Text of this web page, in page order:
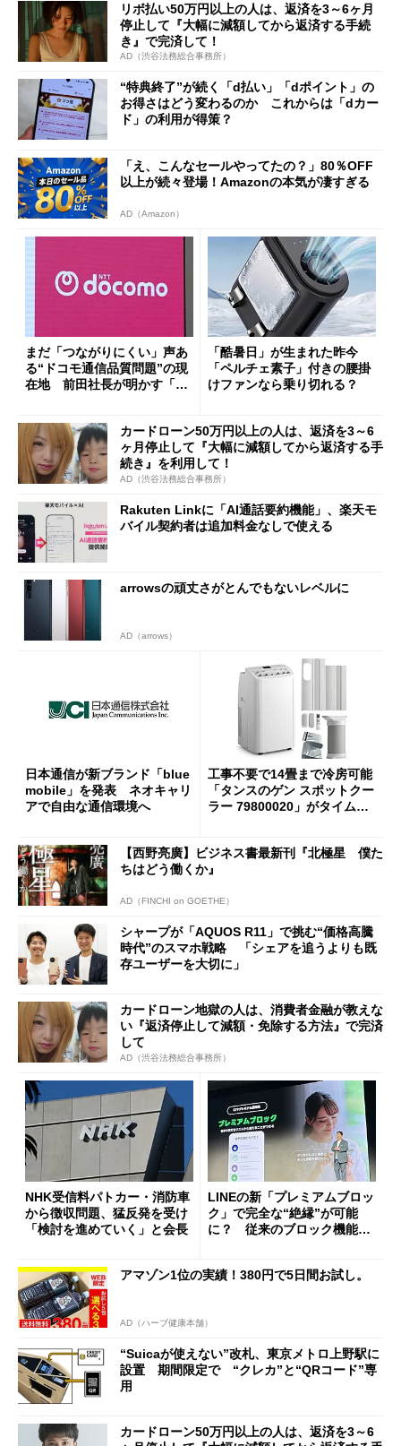
リボ払い50万円以上の人は、返済を3～6ヶ月
停止して『大幅に減額してから返済する手続
き』で完済して！
AD（渋谷法務総合事務所）
“特典終了”が続く「d払い」「dポイント」の
お得さはどう変わるのか これからは「dカー
ド」の利用が得策？
「え、こんなセールやってたの？」80％OFF
以上が続々登場！Amazonの本気が凄すぎる
AD（Amazon）
まだ「つながりにくい」声あ
る“ドコモ通信品質問題”の現
在地 前田社長が明かす「道
「酷暑日」が生まれた昨今
「ペルチェ素子」付きの腰掛
けファンなら乗り切れる？
カードローン50万円以上の人は、返済を3～6
ヶ月停止して『大幅に減額してから返済する手
続き』を利用して！
AD（渋谷法務総合事務所）
Rakuten Linkに「AI通話要約機能」、楽天モ
バイル契約者は追加料金なしで使える
arrowsの頑丈さがとんでもないレベルに
AD（arrows）
日本通信が新ブランド「blue
mobile」を発表 ネオキャリ
アで自由な通信環境へ
工事不要で14畳まで冷房可能
「タンスのゲン スポットクー
ラー 79800020」がタイムセ
【西野亮廣】ビジネス書最新刊『北極星 僕た
ちはどう働くか』
AD（FINCHI on GOETHE）
シャープが「AQUOS R11」で挑む“価格高騰
時代”のスマホ戦略 「シェアを追うよりも既
存ユーザーを大切に」
カードローン地獄の人は、消費者金融が教えな
い『返済停止して減額・免除する方法』で完済
して
AD（渋谷法務総合事務所）
NHK受信料パトカー・消防車
から徴収問題、猛反発を受け
「検討を進めていく」と会長
LINEの新「プレミアムブロッ
ク」で完全な“絶縁”が可能
に？ 従来のブロック機能と
アマゾン1位の実績！380円で5日間お試し。
AD（ハーブ健康本舗）
“Suicaが使えない”改札、東京メトロ上野駅に
設置 期間限定で “クレカ”と“QRコード”専
用
カードローン50万円以上の人は、返済を3～6